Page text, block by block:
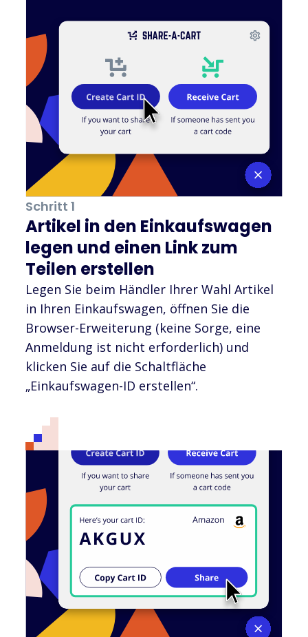
Schritt 1
Artikel in den Einkaufswagen
legen und einen Link zum
Teilen erstellen
Legen Sie beim Händler Ihrer Wahl Artikel
in Ihren Einkaufswagen, öffnen Sie die
Browser-Erweiterung (keine Sorge, eine
Anmeldung ist nicht erforderlich) und
klicken Sie auf die Schaltfläche
„Einkaufswagen-ID erstellen“.